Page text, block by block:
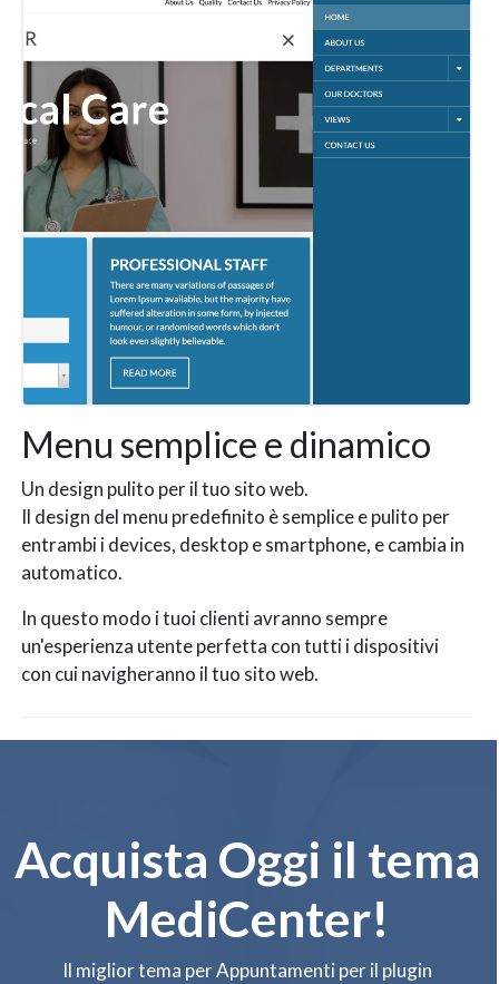
Menu semplice e dinamico
Un design pulito per il tuo sito web.
Il design del menu predefinito è semplice e pulito per
entrambi i devices, desktop e smartphone, e cambia in
automatico.
In questo modo i tuoi clienti avranno sempre
un'esperienza utente perfetta con tutti i dispositivi
con cui navigheranno il tuo sito web.
Acquista Oggi il tema
MediCenter!
Il miglior tema per Appuntamenti per il plugin